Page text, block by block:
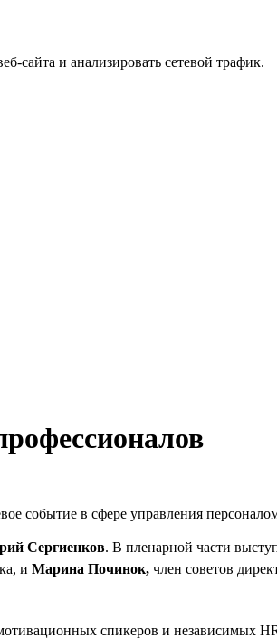
сайта и анализировать сетевой трафик.
событие в сфере управления
Сергиенков. В пленарной части
и Марина Починок, член советов
спикеров и независимых